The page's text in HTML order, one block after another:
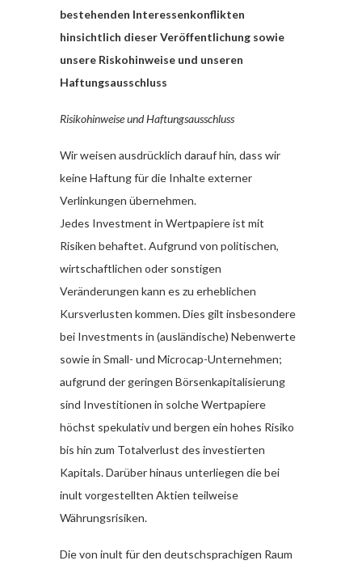
bestehenden Interessenkonflikten
hinsichtlich dieser Veröffentlichung sowie
unsere Riskohinweise und unseren
Haftungsausschluss
Risikohinweise und Haftungsausschluss
Wir weisen ausdrücklich darauf hin, dass wir
keine Haftung für die Inhalte externer
Verlinkungen übernehmen.
Jedes Investment in Wertpapiere ist mit
Risiken behaftet. Aufgrund von politischen,
wirtschaftlichen oder sonstigen
Veränderungen kann es zu erheblichen
Kursverlusten kommen. Dies gilt insbesondere
bei Investments in (ausländische) Nebenwerte
sowie in Small- und Microcap-Unternehmen;
aufgrund der geringen Börsenkapitalisierung
sind Investitionen in solche Wertpapiere
höchst spekulativ und bergen ein hohes Risiko
bis hin zum Totalverlust des investierten
Kapitals. Darüber hinaus unterliegen die bei
inult vorgestellten Aktien teilweise
Währungsrisiken.
Die von inult für den deutschsprachigen Raum